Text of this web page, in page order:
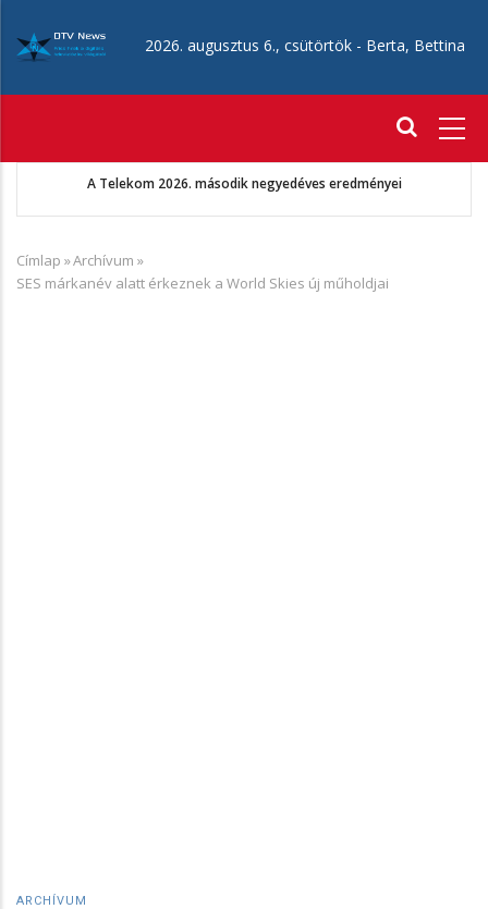
tartalomra
2026. augusztus 6., csütörtök - Berta, Bettina
A Telekom 2026. második negyedéves eredményei
Morzsa
Címlap »Archívum »
SES márkanév alatt érkeznek a World Skies új műholdjai
ARCHÍVUM